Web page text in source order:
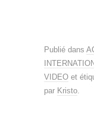
Publié dans
VIDEO et
par Kristo